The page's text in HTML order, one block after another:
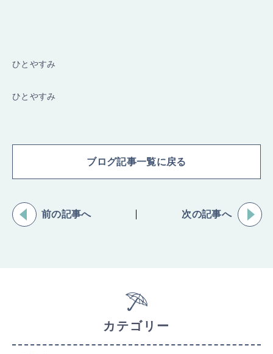
ひとやすみ
ひとやすみ
ブログ記事一覧に戻る
前の記事へ 次の記事へ
カテゴリー